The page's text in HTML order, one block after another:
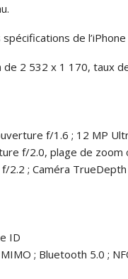
de
2 532 x 1 170, taux
f/1.6 ; 12 MP
f/2.0, plage de zoom
2.2 ; Caméra
ID
; Bluetooth 5.0 ;